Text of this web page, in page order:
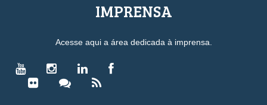
IMPRENSA
Acesse aqui a área dedicada à imprensa.